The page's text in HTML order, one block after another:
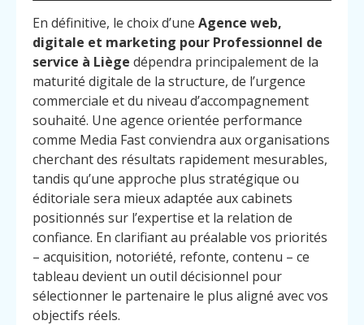
En définitive, le choix d’une Agence web,
digitale et marketing pour Professionnel de
service à Liège dépendra principalement de la
maturité digitale de la structure, de l’urgence
commerciale et du niveau d’accompagnement
souhaité. Une agence orientée performance
comme Media Fast conviendra aux organisations
cherchant des résultats rapidement mesurables,
tandis qu’une approche plus stratégique ou
éditoriale sera mieux adaptée aux cabinets
positionnés sur l’expertise et la relation de
confiance. En clarifiant au préalable vos priorités
– acquisition, notoriété, refonte, contenu – ce
tableau devient un outil décisionnel pour
sélectionner le partenaire le plus aligné avec vos
objectifs réels.